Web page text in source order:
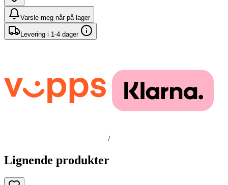
Varsle meg når på lager
Levering i 1-4 dager
/
Lignende produkter